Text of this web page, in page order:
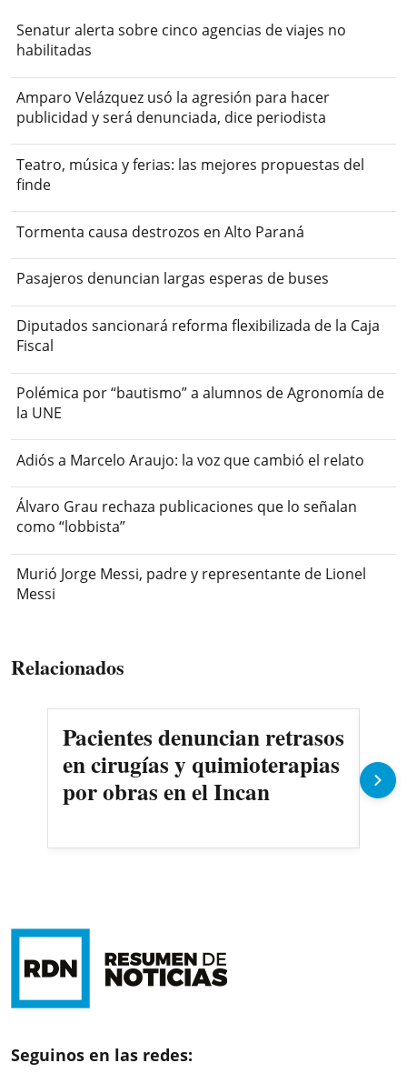
Senatur alerta sobre cinco agencias de viajes no
habilitadas
Amparo Velázquez usó la agresión para hacer
publicidad y será denunciada, dice periodista
Teatro, música y ferias: las mejores propuestas del
finde
Tormenta causa destrozos en Alto Paraná
Pasajeros denuncian largas esperas de buses
Diputados sancionará reforma flexibilizada de la Caja
Fiscal
Polémica por “bautismo” a alumnos de Agronomía de
la UNE
Adiós a Marcelo Araujo: la voz que cambió el relato
Álvaro Grau rechaza publicaciones que lo señalan
como “lobbista”
Murió Jorge Messi, padre y representante de Lionel
Messi
Relacionados
Pacientes denuncian retrasos
en cirugías y quimioterapias
por obras en el Incan
Seguinos en las redes: